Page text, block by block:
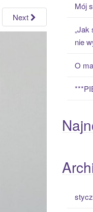
Next
Mój
„Jak
nie
O